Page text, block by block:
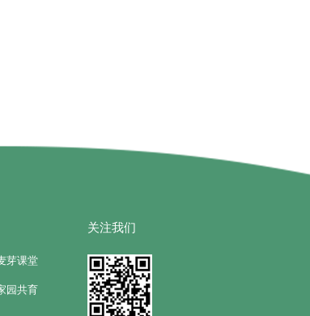
芽课堂
园共育
关注我们